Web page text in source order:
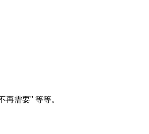
再需要" 等等。